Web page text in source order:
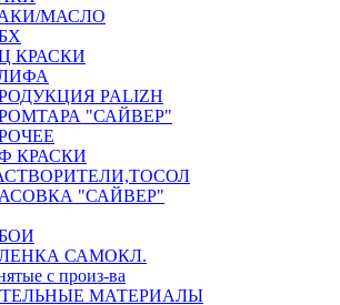
МАСЛО
КРАСКИ
PALIZH
"САЙВЕР"
КРАСКИ
"САЙВЕР"
САМОКЛ.
с произ-ва
МАТЕРИАЛЫ